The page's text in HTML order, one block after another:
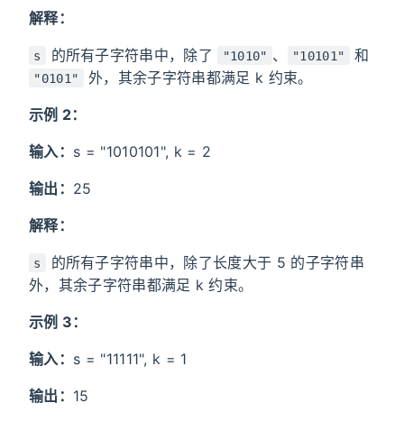
解释：
s 的所有子字符串中，除了 "1010" 、 "10101" 和
"0101" 外，其余子字符串都满足 k 约束。
示例 2：
输入： s = "1010101", k = 2
输出： 25
解释：
s
的所有子字符串中，除了长度大于 5 的子字符串
外，其余子字符串都满足 k 约束。
示例 3：
输入： s = "11111", k = 1
输出： 15